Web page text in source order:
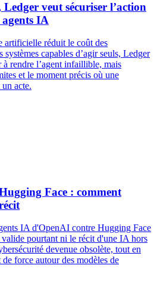
veut sécuriser l’action
agents IA
artificielle réduit le coût des
capables d’agir seuls, Ledger
rendre l’agent infaillible, mais
et le moment précis où une
acte.
Face : comment
IA d'OpenAI contre Hugging Face
pourtant ni le récit d'une IA hors
devenue obsolète, tout en
force autour des modèles de